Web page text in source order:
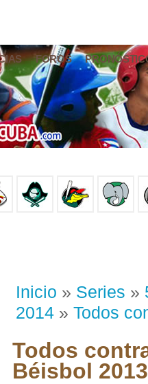
FOROS
Inicio » Series »
2014 » Todos
Todos
Béisbol